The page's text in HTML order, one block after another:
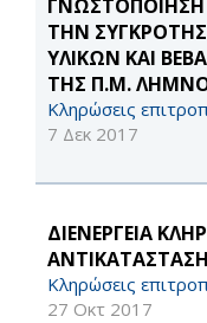
ΓΝΩΣΤΟΠΟΙΗΣΗ
ΤΗΝ
ΥΛΙΚΩΝ ΚΑΙ
ΤΗΣ Π.Μ.
Κληρώσεις
7 Δεκ 2017
ΔΙΕΝΕΡΓΕΙΑ
Κληρώσεις
27 Οκτ 2017